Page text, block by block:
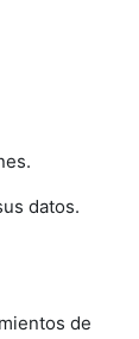
datos.
de